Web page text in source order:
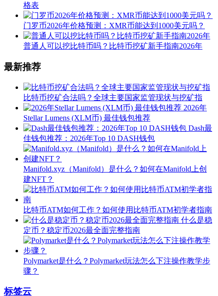
格表
门罗币2026年价格预测：XMR币能达到1000美元吗？
普通人可以挖比特币吗？比特币挖矿新手指南2026年
最新推荐
比特币挖矿合法吗？全球主要国家监管现状与挖矿指
2026年
Stellar Lumens (XLM币) 最佳钱包推荐
Dash最
佳钱包推荐：2026年Top 10 DASH钱包
Manifold.xyz（Manifold）是什么？如何在Manifold上创
建NFT？
比特币ATM如何工作？如何使用比特币ATM初学者指南
什么是稳
定币？稳定币2026最全面完整指南
Polymarket是什么？Polymarket玩法怎么下注操作教学步
骤？
标签云